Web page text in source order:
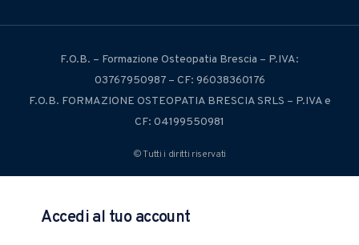
F.O.B. – Formazione Osteopatia Brescia – P.IVA:
03767950987 – CF: 96038360176
F.O.B. FORMAZIONE OSTEOPATIA BRESCIA SRLS – P.IVA e
CF: 04199550981
© Tutti i diritti riservati
Accedi al tuo account